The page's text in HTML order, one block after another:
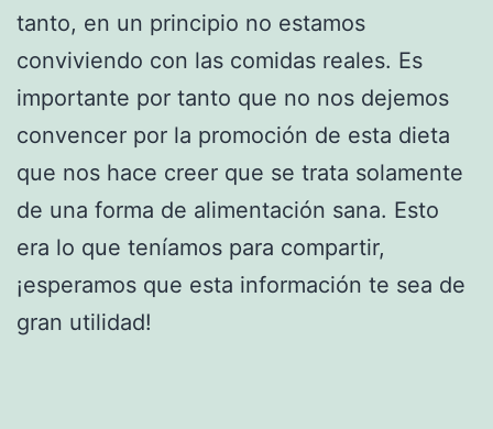
tanto, en un principio no estamos
conviviendo con las comidas reales. Es
importante por tanto que no nos dejemos
convencer por la promoción de esta dieta
que nos hace creer que se trata solamente
de una forma de alimentación sana. Esto
era lo que teníamos para compartir,
¡esperamos que esta información te sea de
gran utilidad!